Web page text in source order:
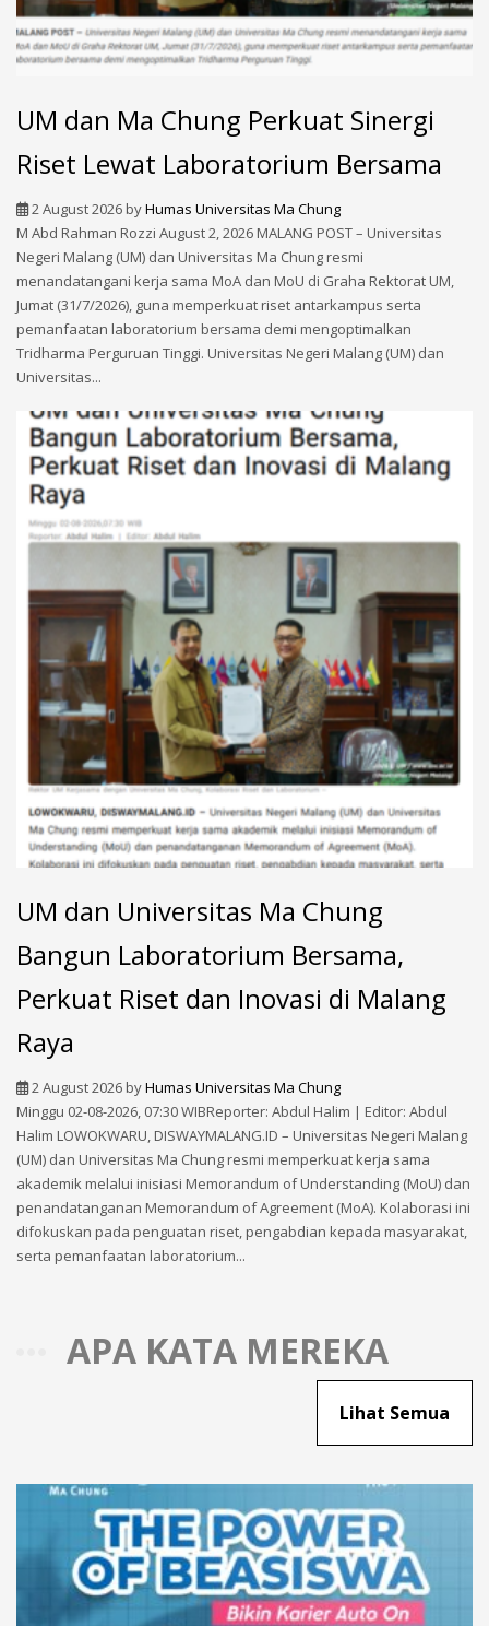
UM dan Ma Chung Perkuat Sinergi
Riset Lewat Laboratorium Bersama
2 August 2026byHumas Universitas Ma Chung
M Abd Rahman Rozzi August 2, 2026 MALANG POST – Universitas
Negeri Malang (UM) dan Universitas Ma Chung resmi
menandatangani kerja sama MoA dan MoU di Graha Rektorat UM,
Jumat (31/7/2026), guna memperkuat riset antarkampus serta
pemanfaatan laboratorium bersama demi mengoptimalkan
Tridharma Perguruan Tinggi. Universitas Negeri Malang (UM) dan
Universitas...
UM dan Universitas Ma Chung
Bangun Laboratorium Bersama,
Perkuat Riset dan Inovasi di Malang
Raya
2 August 2026byHumas Universitas Ma Chung
Minggu 02-08-2026, 07:30 WIBReporter: Abdul Halim | Editor: Abdul
Halim LOWOKWARU, DISWAYMALANG.ID – Universitas Negeri Malang
(UM) dan Universitas Ma Chung resmi memperkuat kerja sama
akademik melalui inisiasi Memorandum of Understanding (MoU) dan
penandatanganan Memorandum of Agreement (MoA). Kolaborasi ini
difokuskan pada penguatan riset, pengabdian kepada masyarakat,
serta pemanfaatan laboratorium...
APA KATA MEREKA
Lihat Semua